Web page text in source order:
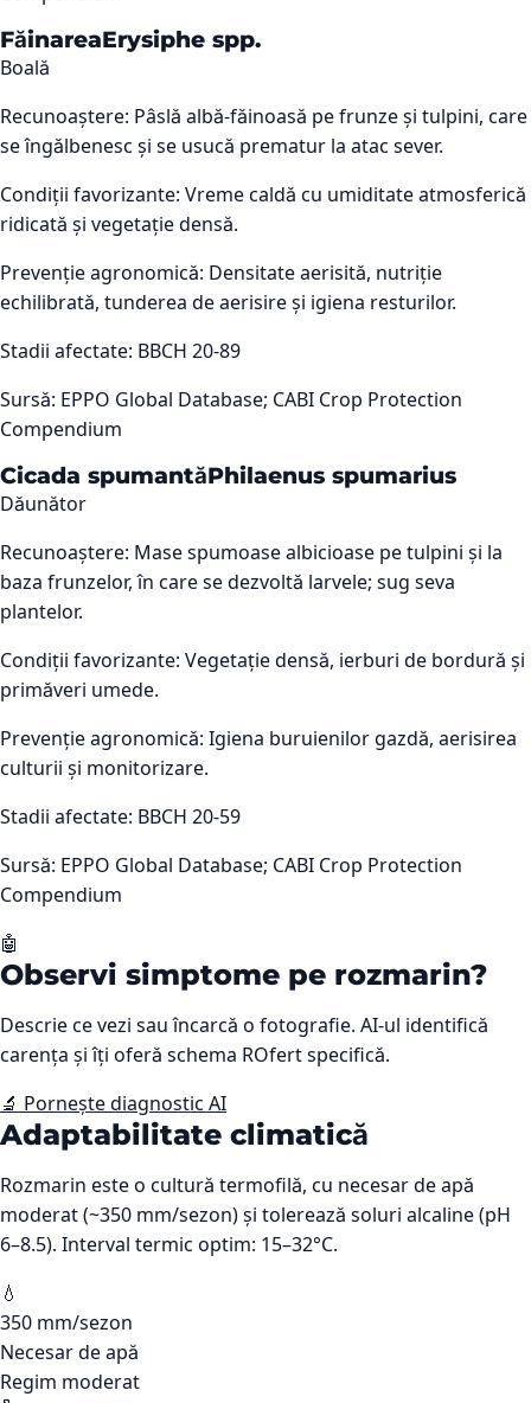
FăinareaErysiphe spp.
Boală
Recunoaștere: Pâslă albă-făinoasă pe frunze și tulpini, care
se îngălbenesc și se usucă prematur la atac sever.
Condiții favorizante: Vreme caldă cu umiditate atmosferică
ridicată și vegetație densă.
Prevenție agronomică: Densitate aerisită, nutriție
echilibrată, tunderea de aerisire și igiena resturilor.
Stadii afectate: BBCH 20-89
Sursă: EPPO Global Database; CABI Crop Protection
Compendium
Cicada spumantăPhilaenus spumarius
Dăunător
Recunoaștere: Mase spumoase albicioase pe tulpini și la
baza frunzelor, în care se dezvoltă larvele; sug seva
plantelor.
Condiții favorizante: Vegetație densă, ierburi de bordură și
primăveri umede.
Prevenție agronomică: Igiena buruienilor gazdă, aerisirea
culturii și monitorizare.
Stadii afectate: BBCH 20-59
Sursă: EPPO Global Database; CABI Crop Protection
Compendium
🤖
Observi simptome pe rozmarin?
Descrie ce vezi sau încarcă o fotografie. AI-ul identifică
carența și îți oferă schema ROfert specifică.
🔬 Pornește diagnostic AI
Adaptabilitate climatică
Rozmarin este o cultură termofilă, cu necesar de apă
moderat (~350 mm/sezon) și tolerează soluri alcaline (pH
6–8.5). Interval termic optim: 15–32°C.
💧
350 mm/sezon
Necesar de apă
Regim moderat